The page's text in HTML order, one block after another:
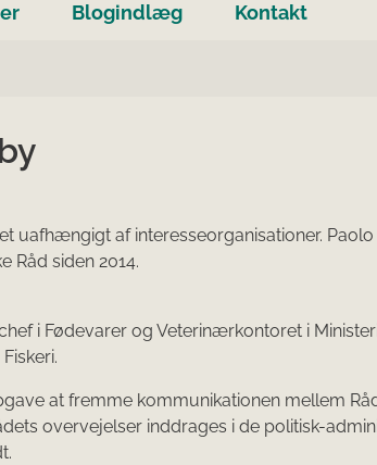
Blogindlæg Kontakt
uafhængigt af interesseorganisationer.
Råd siden 2014.
i Fødevarer og Veterinærkontoret i
at fremme kommunikationen mellem
overvejelser inddrages i de politisk-